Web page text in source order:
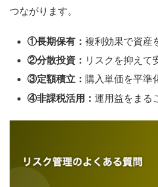
つながります。
①長期保有：複利効果で資産
②分散投資： リスクを抑えて
③定額積立：購入単価を平準
④非課税活用：運用益をまる